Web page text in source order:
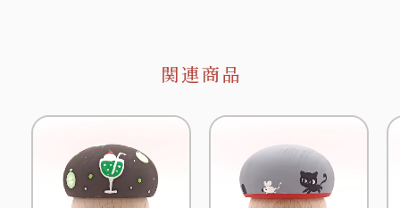
関連商品